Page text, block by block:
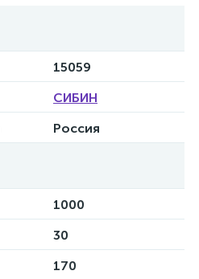
15059
СИБИН
Россия
1000
30
170